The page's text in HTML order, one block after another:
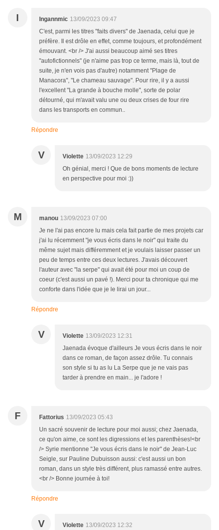
I Ingannmic 13/09/2023 09:47
C'est, parmi les titres "faits divers" de Jaenada, celui que je
préfère. Il est drôle en effet, comme toujours, et profondément
émouvant. <br /> J'ai aussi beaucoup aimé ses titres
"autofictionnels" (je n'aime pas trop ce terme, mais là, tout de
suite, je n'en vois pas d'autre) notamment "Plage de
Manacora", "Le chameau sauvage". Pour rire, il y a aussi
l'excellent "La grande à bouche molle", sorte de polar
détourné, qui m'avait valu une ou deux crises de four rire
dans les transports en commun..
Répondre
V Violette 13/09/2023 12:29
Oh génial, merci ! Que de bons moments de lecture
en perspective pour moi :))
M manou 13/09/2023 07:00
Je ne l'ai pas encore lu mais cela fait partie de mes projets car
j'ai lu récemment "je vous écris dans le noir" qui traite du
même sujet mais différemment et je voulais laisser passer un
peu de temps entre ces deux lectures. J'avais découvert
l'auteur avec "la serpe" qui avait été pour moi un coup de
coeur (c'est aussi un pavé !). Merci pour ta chronique qui me
conforte dans l'idée que je le lirai un jour...
Répondre
V Violette 13/09/2023 12:31
Jaenada évoque d'ailleurs Je vous écris dans le noir
dans ce roman, de façon assez drôle. Tu connais
son style si tu as lu La Serpe que je ne vais pas
tarder à prendre en main... je l'adore !
F Fattorius 13/09/2023 05:43
Un sacré souvenir de lecture pour moi aussi; chez Jaenada,
ce qu'on aime, ce sont les digressions et les parenthèses!<br
/> Syrie mentionne "Je vous écris dans le noir" de Jean-Luc
Seigle, sur Pauline Dubuisson aussi: c'est aussi un bon
roman, dans un style très différent, plus ramassé entre autres.
<br /> Bonne journée à toi!
Répondre
V Violette 13/09/2023 12:32